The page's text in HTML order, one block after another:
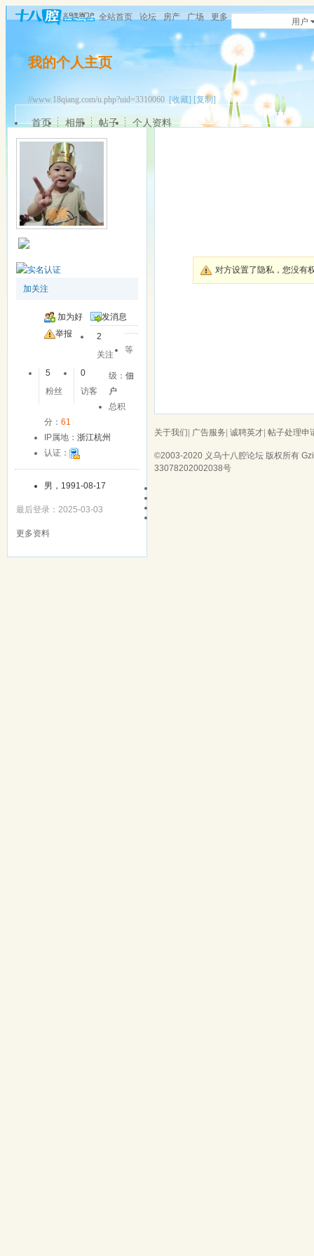
全站首页 论坛 房产 广场 更多 用户
我的个人主页
//www.18qiang.com/u.php?uid=3310060 [收藏] [复制]
首页 相册 帖子 个人资料
加关注
加为好
友
发消息
举报
2
关注
5
粉丝
0
访客
等
级：佃
户
总积
分： 61
IP属地： 浙江杭州
认证：
男，1991-08-17
最后登录：2025-03-03
更多资料
对方设置了隐私，您没有
关于我们 广告服务 诚聘英才 帖子处理申
©2003-2020 义乌十八腔论坛 版权所有
33078202002038号